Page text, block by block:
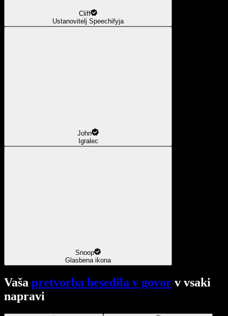
Cliff
Ustanovitelj Speechifyja
John
Igralec
Snoop
Glasbena ikona
Vaša pretvorba besedila v govor v vsaki
napravi